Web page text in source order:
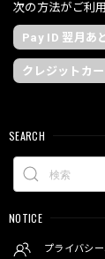
次の方法がご利
Pay ID 翌月あ
クレジットカ
SEARCH
NOTICE
プライバシ